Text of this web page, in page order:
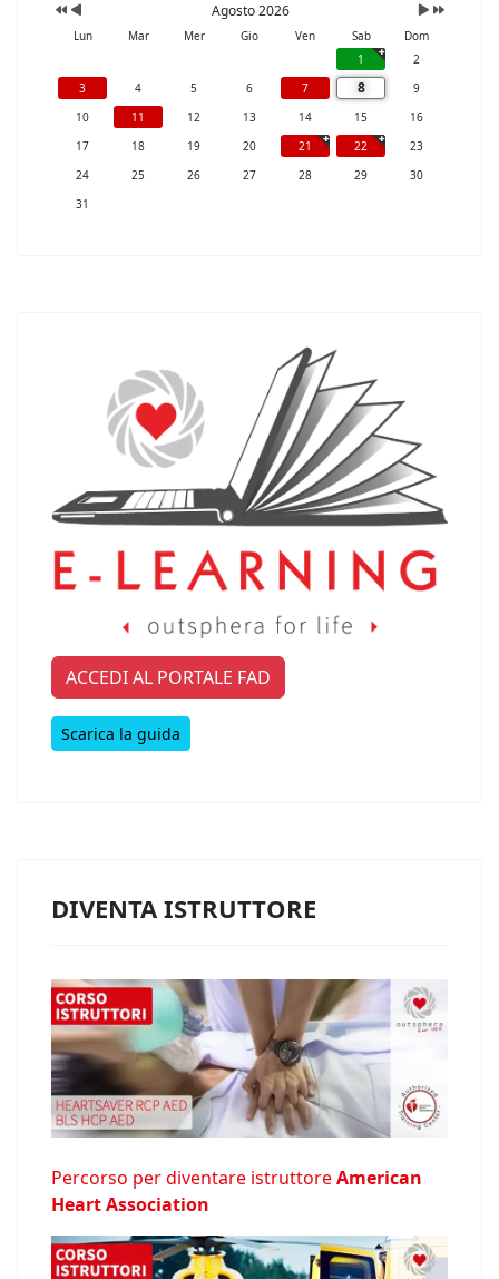
Agosto 2026
Lun Mar Mer Gio Ven Sab
Dom
1
2
3
4 5 6 7 8
9
10
11 12 13 14 15
16
17
18 19 20 21 22
23
24
25 26 27 28 29
30
31
ACCEDI AL PORTALE FAD
Scarica la guida
DIVENTA ISTRUTTORE
Percorso per diventare istruttoreAmerican
Heart Association